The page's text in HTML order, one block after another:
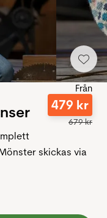
Från
479 kr
679kr
skickas via